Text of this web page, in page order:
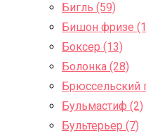
Бигль (59)
Бишон фризе
Боксер (13)
Болонка (28)
Брюссельский
Бульмастиф (2)
Бультерьер (7)